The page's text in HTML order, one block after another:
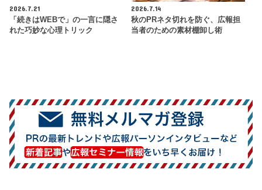
2026.7.21
「続きはWEBで」の一言に隠さ
れた巧妙な心理トリック
2026.7.14
秋のPRネタ切れを防ぐ、広報担
当者のための素材棚卸し術